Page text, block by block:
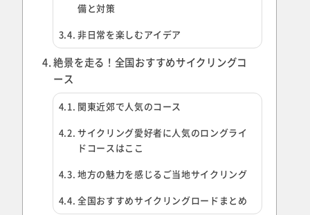
備と対策
非日常を楽しむアイデア
絶景を走る！全国おすすめサイクリングコ
ース
関東近郊で人気のコース
サイクリング愛好者に人気のロングライ
ドコースはここ
地方の魅力を感じるご当地サイクリング
全国おすすめサイクリングロードまとめ